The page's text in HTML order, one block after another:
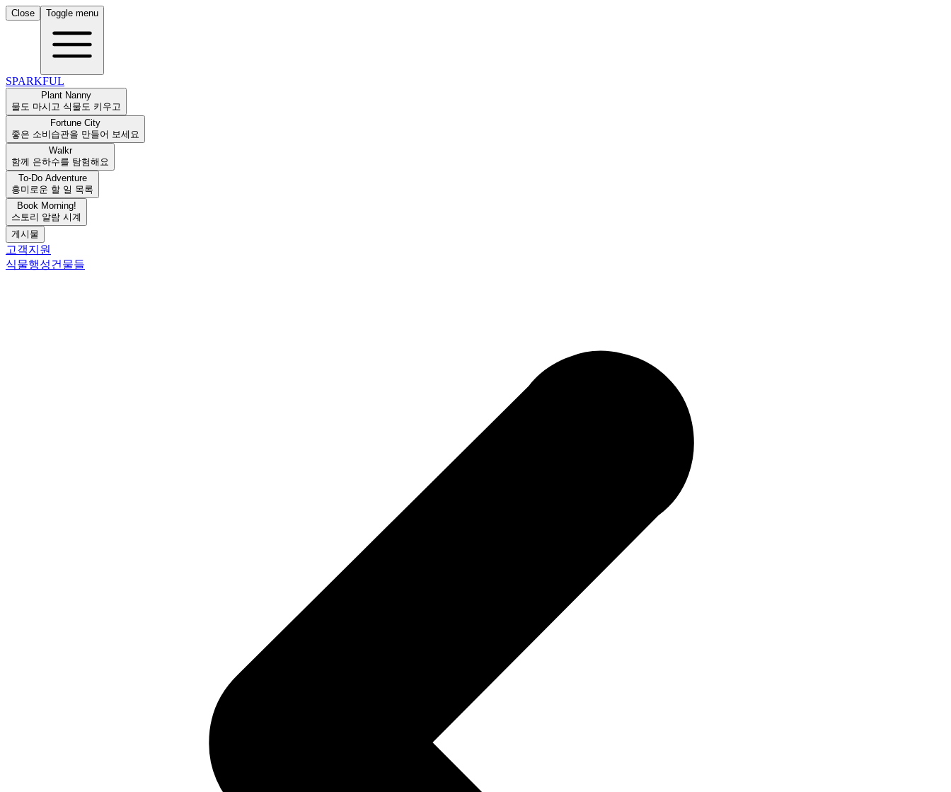
Close Toggle menu
SPARKFUL
Plant Nanny
물도 마시고 식물도 키우고
Fortune City
좋은 소비습관을 만들어 보세요
Walkr
함께 은하수를 탐험해요
To-Do Adventure
흥미로운 할 일 목록
Book Morning!
스토리 알람 시계
게시물
고객지원
식물행성건물들